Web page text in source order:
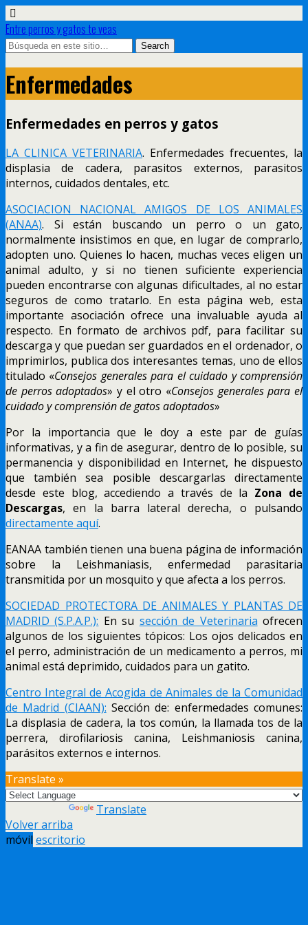
Entre perros y gatos te veas
Enfermedades
Enfermedades en perros y gatos
LA CLINICA VETERINARIA. Enfermedades frecuentes, la
displasia de cadera, parasitos externos, parasitos
internos, cuidados dentales, etc.
ASOCIACION NACIONAL AMIGOS DE LOS ANIMALES
(ANAA). Si están buscando un perro o un gato,
normalmente insistimos en que, en lugar de comprarlo,
adopten uno. Quienes lo hacen, muchas veces eligen un
animal adulto, y si no tienen suficiente experiencia
pueden encontrarse con algunas dificultades, al no estar
seguros de como tratarlo. En esta página web, esta
importante asociación ofrece una invaluable ayuda al
respecto. En formato de archivos pdf, para facilitar su
descarga y que puedan ser guardados en el ordenador, o
imprimirlos, publica dos interesantes temas, uno de ellos
titulado «Consejos generales para el cuidado y comprensión
de perros adoptados» y el otro «Consejos generales para el
cuidado y comprensión de gatos adoptados»
Por la importancia que le doy a este par de guías
informativas, y a fin de asegurar, dentro de lo posible, su
permanencia y disponibilidad en Internet, he dispuesto
que también sea posible descargarlas directamente
desde este blog, accediendo a través de la Zona de
Descargas, en la barra lateral derecha, o pulsando
directamente aquí.
EANAA también tienen una buena página de información
sobre la Leishmaniasis, enfermedad parasitaria
transmitida por un mosquito y que afecta a los perros.
SOCIEDAD PROTECTORA DE ANIMALES Y PLANTAS DE
MADRID (S.P.A.P.): En su sección de Veterinaria ofrecen
algunos de los siguientes tópicos: Los ojos delicados en
el perro, administración de un medicamento a perros, mi
animal está deprimido, cuidados para un gatito.
Centro Integral de Acogida de Animales de la Comunidad
de Madrid (CIAAN): Sección de: enfermedades comunes:
La displasia de cadera, la tos común, la llamada tos de la
perrera, dirofilariosis canina, Leishmaniosis canina,
parásitos externos e internos.
Translate »
Translate
Volver arriba
móvil escritorio